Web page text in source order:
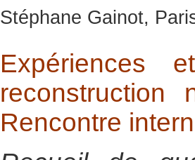
Stéphane Gainot,
Expériences
Rencontre